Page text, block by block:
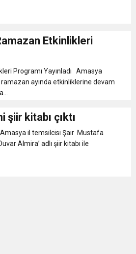
Etkinlikleri
Programı Yayınladı Amasya
ayında etkinliklerine devam
şiir kitabı çıktı
Amasya il temsilcisi Şair Mustafa
Almira’ adlı şiir kitabı ile